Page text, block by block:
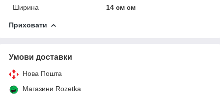
Ширина
14 см см
Приховати
Умови доставки
Нова Пошта
Магазини Rozetka